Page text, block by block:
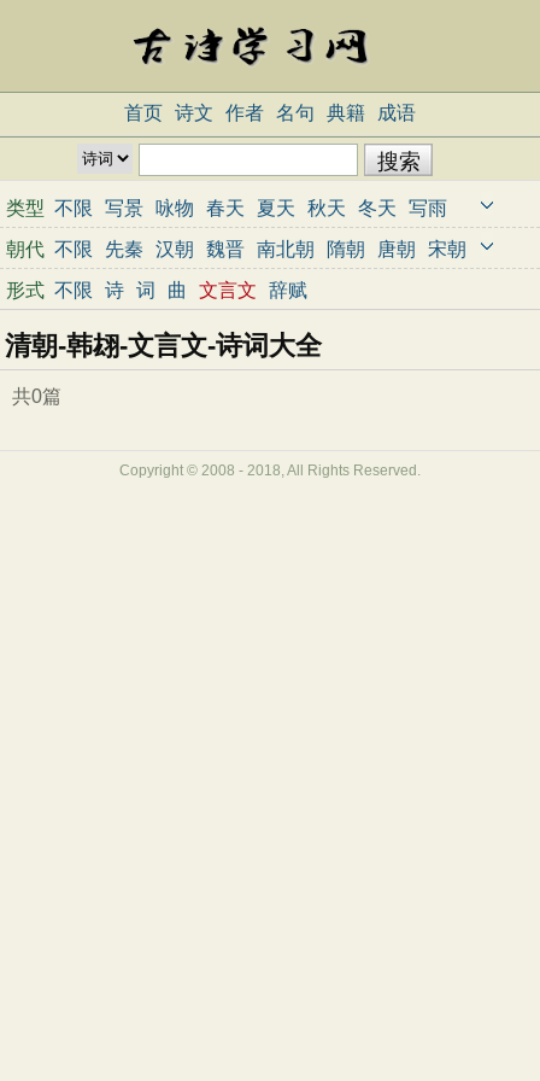
首页 诗文 作者 名句 典籍 成语
类型 不限 写景 咏物 春天 夏天 秋天 冬天
写雨
写雪
写风 写花 梅花 荷花 菊花 柳树
月亮
山水 写山 写水 长江 黄河 儿童 写鸟
写马
田园 边塞 地名 抒情 爱国 离别 送别 思乡
思念 爱情 励志 哲理 闺怨 悼亡
母亲 友情 战争 读书 惜时 婉约 豪放 诗经
民谣
咏史怀古 宋词精选 小学古诗 初中古诗
朝代 不限 先秦 汉朝 魏晋 南北朝 隋朝 唐朝
宋朝
元朝
明朝 清朝 近代 当代
形式 不限 诗 词 曲 文言文 辞赋
清朝-韩翃-文言文-诗词大全
共0篇
Copyright © 2008 - 2018, All Rights Reserved.